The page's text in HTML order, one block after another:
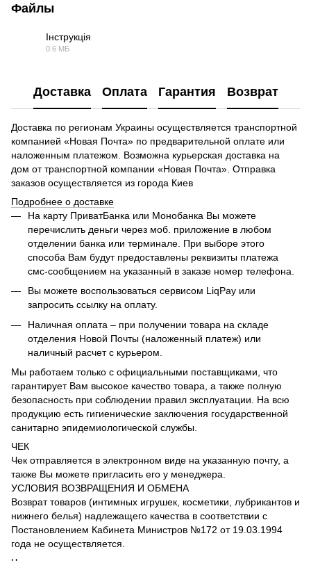
Файлы
Інструкція
0.6 МБ
Доставка Оплата Гарантия Возврат
Доставка по регионам Украины осуществляется транспортной
компанией «Новая Почта» по предварительной оплате или
наложенным платежом. Возможна курьерская доставка на
дом от транспортной компании «Новая Почта». Отправка
заказов осуществляется из города Киев
Подробнее о доставке
На карту ПриватБанка или Монобанка Вы можете
перечислить деньги через моб. приложение в любом
отделении банка или терминале. При выборе этого
способа Вам будут предоставлены реквизиты платежа
смс-сообщением на указанный в заказе номер телефона.
Вы можете воспользоваться сервисом LiqPay или
запросить ссылку на оплату.
Наличная оплата – при получении товара на складе
отделения Новой Почты (наложенный платеж) или
наличный расчет с курьером.
Мы работаем только с официальными поставщиками, что
гарантирует Вам высокое качество товара, а также полную
безопасность при соблюдении правил эксплуатации. На всю
продукцию есть гигиенические заключения государственной
санитарно эпидемиологической службы.
ЧЕК
Чек отправляется в электронном виде на указанную почту, а
также Вы можете пригласить его у менеджера.
УСЛОВИЯ ВОЗВРАЩЕНИЯ И ОБМЕНА
Возврат товаров (интимных игрушек, косметики, лубрикантов и
нижнего белья) надлежащего качества в соответствии с
Постановлением Кабинета Министров №172 от 19.03.1994
года не осуществляется.